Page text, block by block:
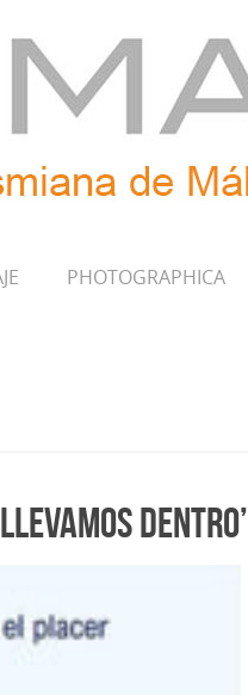
PHOTOGRAPHICA
dentro’